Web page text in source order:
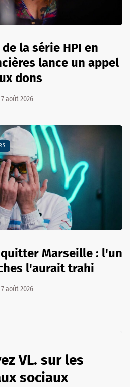
la série HPI en
lance un appel
dons
7 août 2026
Marseille : l'un
l'aurait trahi
7 août 2026
VL. sur les
sociaux